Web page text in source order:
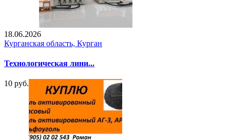
18.06.2026
Курганская область, Курган
Технологическая лини...
10 руб.